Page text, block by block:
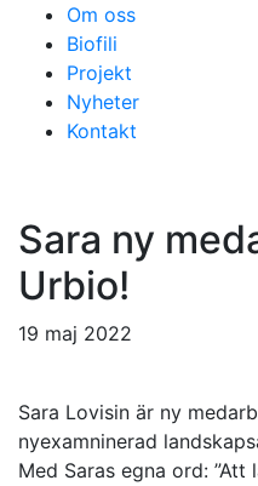
Om oss
Biofili
Projekt
Nyheter
Kontakt
Sara ny
Urbio!
19 maj 2022
Sara Lovisin är ny
nyexamninerad
Med Saras egna ord: